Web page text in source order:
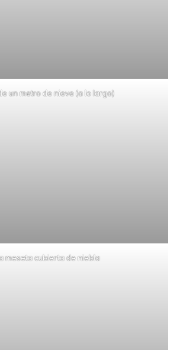
un metro de nieve (a lo largo)
meseta cubierta de niebla